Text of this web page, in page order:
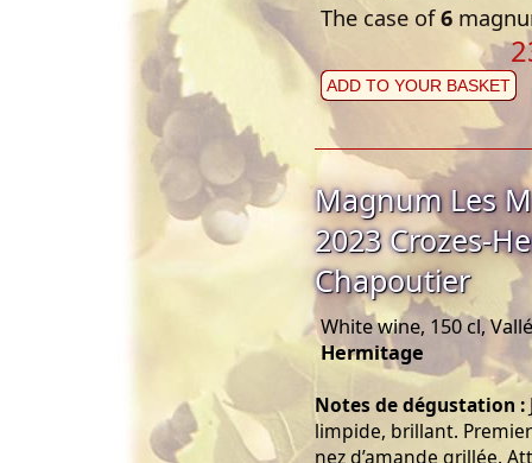
The case of6
ADD TO YOUR BASKET
Magnum Les
2023 Crozes-
Chapoutier
White wine, 150 cl,
Hermitage
Notes de dégustation :
limpide, brillant.
nez d’amande grillée.